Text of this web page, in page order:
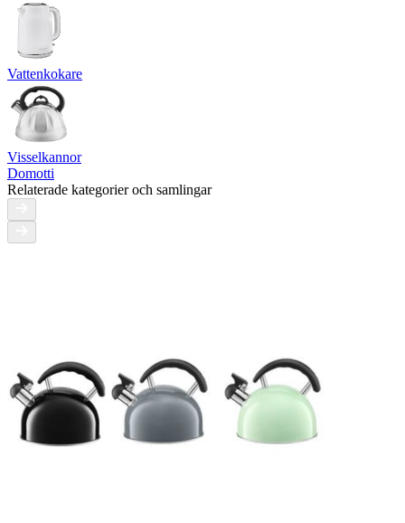
Vattenkokare
Visselkannor
Domotti
Relaterade kategorier och samlingar